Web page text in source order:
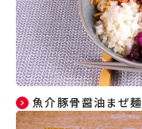
魚介豚骨醤油まぜ麺